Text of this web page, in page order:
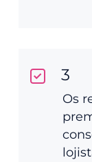
3
Os